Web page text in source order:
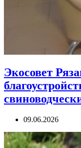
Экосовет
09.06.2026